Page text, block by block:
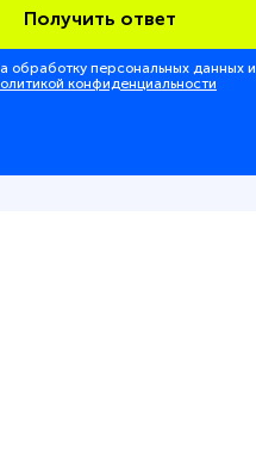
Получить ответ
обработку персональных данных и
конфиденциальности